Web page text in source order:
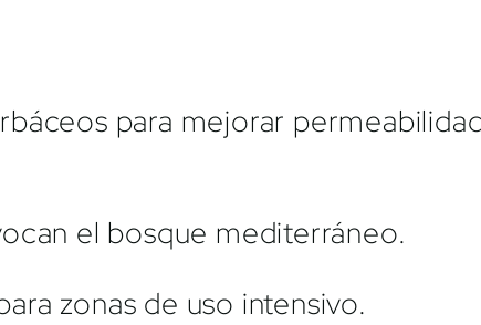
para mejorar
el bosque mediterráneo.
zonas de uso intensivo.